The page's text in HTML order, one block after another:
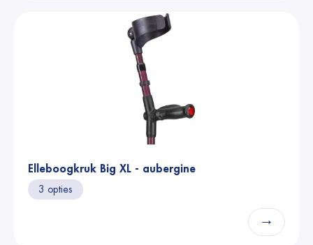
Elleboogkruk Big XL - aubergine
3 opties
→